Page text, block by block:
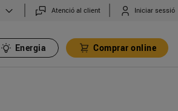
Atenció al client Iniciar sessió
Energia Comprar online